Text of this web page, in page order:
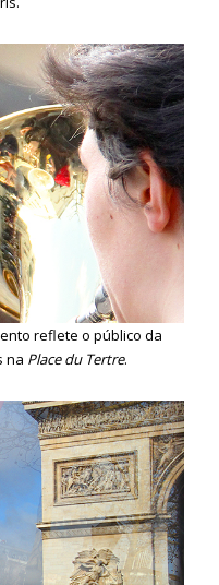
reflete o público da
na Place du Tertre.